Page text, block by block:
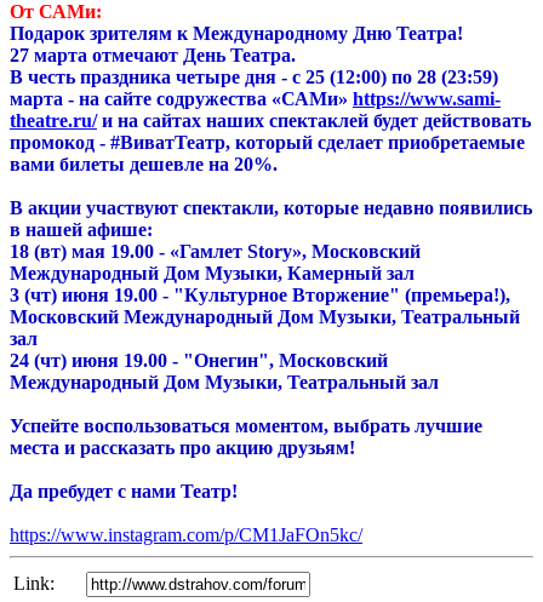
От САМи:
Подарок зрителям к Международному Дню Театра!
27 марта отмечают День Театра.
В честь праздника четыре дня - с 25 (12:00) по 28 (23:59)
марта - на сайте содружества «САМи» https://www.sami-
theatre.ru/и на сайтах наших спектаклей будет действовать
промокод - #ВиватТеатр, который сделает приобретаемые
вами билеты дешевле на 20%.
В акции участвуют спектакли, которые недавно появились
в нашей афише:
18 (вт) мая 19.00 - «Гамлет Story», Московский
Международный Дом Музыки, Камерный зал
3 (чт) июня 19.00 - "Культурное Вторжение" (премьера!),
Московский Международный Дом Музыки, Театральный
зал
24 (чт) июня 19.00 - "Онегин", Московский
Международный Дом Музыки, Театральный зал
Успейте воспользоваться моментом, выбрать лучшие
места и рассказать про акцию друзьям!
Да пребудет с нами Театр!
https://www.instagram.com/p/CM1JaFOn5kc/
Link: